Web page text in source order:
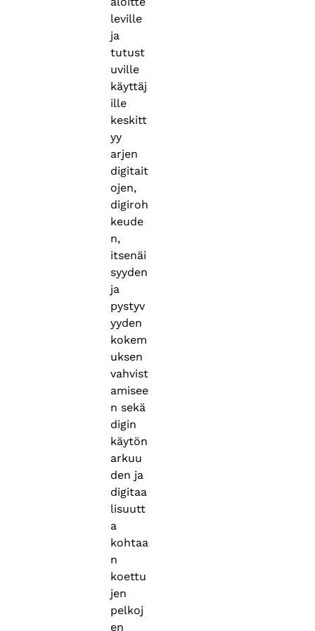
leville
ja
tutust
uville
käyttäj
ille
keskitt
yy
arjen
digitait
ojen,
digiroh
keude
n,
itsenäi
syyden
ja
pystyv
yyden
kokem
uksen
vahvist
amisee
n sekä
digin
käytön
arkuu
den ja
digitaa
lisuutt
a
kohtaa
n
koettu
jen
pelkoj
en